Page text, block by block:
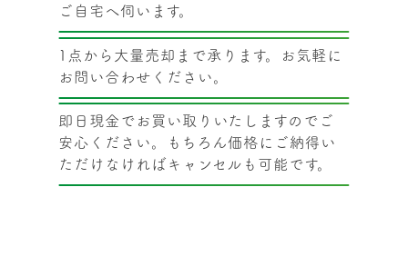
ご自宅へ伺います。
1点から大量売却まで承ります。お気軽に
お問い合わせください。
即日現金でお買い取りいたしますのでご
安心ください。もちろん価格にご納得い
ただけなければキャンセルも可能です。